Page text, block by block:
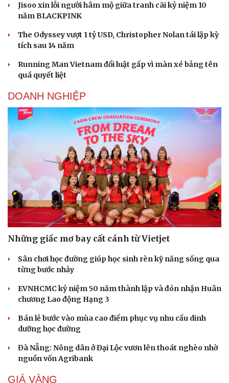
Cải chính
Jisoo xin lỗi người hâm mộ giữa tranh cãi kỷ niệm 10
năm BLACKPINK
The Odyssey vượt 1 tỷ USD, Christopher Nolan tái lập kỳ
tích sau 14 năm
Running Man Vietnam đổi luật gấp vì màn xé bảng tên
quá quyết liệt
DOANH NGHIỆP
Những giấc mơ bay cất cánh từ Vietjet
Sân chơi học đường giúp học sinh rèn kỹ năng sống qua
từng bước nhảy
EVNHCMC kỷ niệm 50 năm thành lập và đón nhận Huân
chương Lao động Hạng 3
Bán lẻ bước vào mùa cao điểm phục vụ nhu cầu dinh
dưỡng học đường
Đà Nẵng: Nông dân ở Đại Lộc vươn lên thoát nghèo nhờ
nguồn vốn Agribank
GIÁ VÀNG